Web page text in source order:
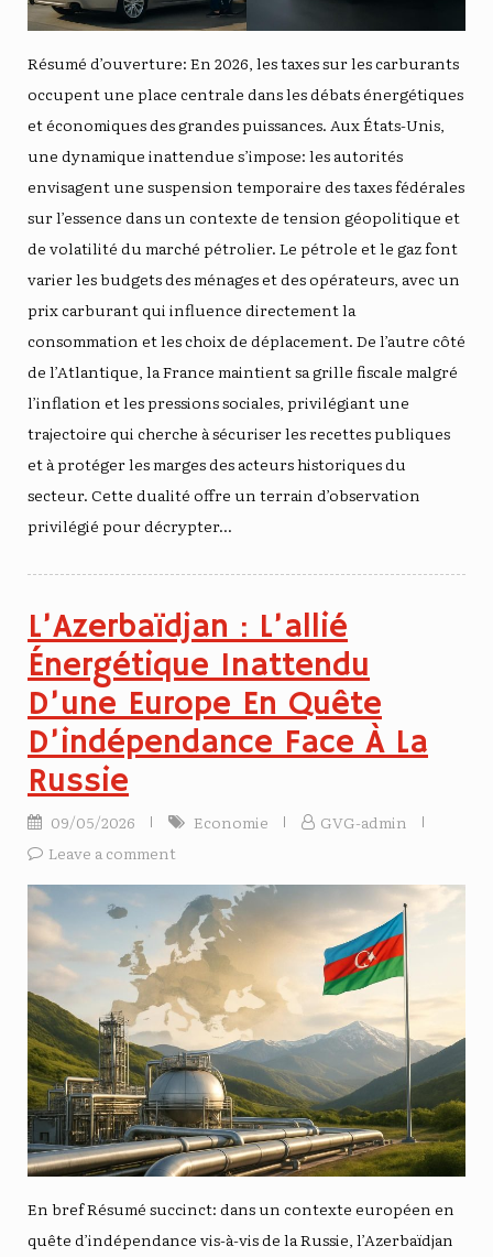
Résumé d’ouverture: En 2026, les taxes sur les carburants
occupent une place centrale dans les débats énergétiques
et économiques des grandes puissances. Aux États-Unis,
une dynamique inattendue s’impose: les autorités
envisagent une suspension temporaire des taxes fédérales
sur l’essence dans un contexte de tension géopolitique et
de volatilité du marché pétrolier. Le pétrole et le gaz font
varier les budgets des ménages et des opérateurs, avec un
prix carburant qui influence directement la
consommation et les choix de déplacement. De l’autre côté
de l’Atlantique, la France maintient sa grille fiscale malgré
l’inflation et les pressions sociales, privilégiant une
trajectoire qui cherche à sécuriser les recettes publiques
et à protéger les marges des acteurs historiques du
secteur. Cette dualité offre un terrain d’observation
privilégié pour décrypter…
L’Azerbaïdjan : L’allié
Énergétique Inattendu
D’une Europe En Quête
D’indépendance Face À La
Russie
09/05/2026 Economie
GVG-admin
Leave a comment
En bref Résumé succinct: dans un contexte européen en
quête d’indépendance vis-à-vis de la Russie, l’Azerbaïdjan